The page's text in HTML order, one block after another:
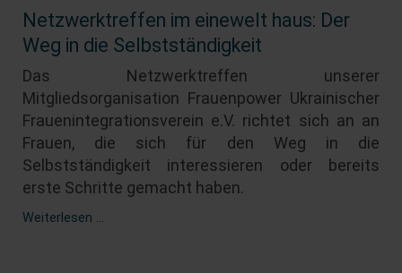
8.
im
einewelt
haus
Netzwerktreffen im einewelt haus: Der
Weg in die Selbstständigkeit
Das Netzwerktreffen unserer
Mitgliedsorganisation Frauenpower Ukrainischer
Frauenintegrationsverein e.V. richtet sich an an
Frauen, die sich für den Weg in die
Selbstständigkeit interessieren oder bereits
erste Schritte gemacht haben.
Weiterlesen …